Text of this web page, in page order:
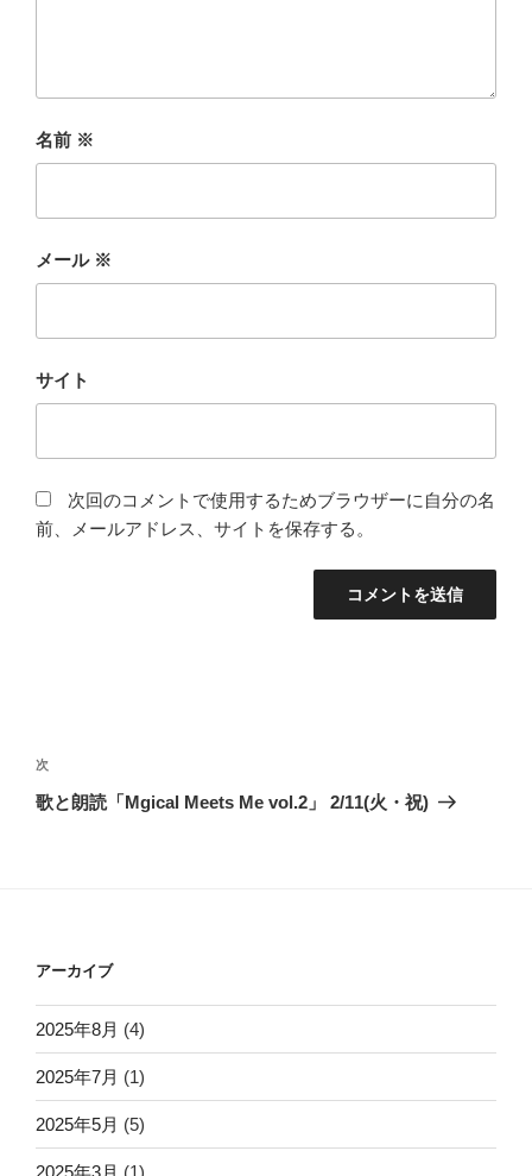
名前 ※
メール ※
サイト
次回のコメントで使用するためブラウザーに自分の名
前、メールアドレス、サイトを保存する。
稿
ナ
次
の
次
歌と朗読「Mgical Meets Me vol.2」 2/11(火・祝)
アーカイブ
2025年8月 (4)
2025年7月 (1)
2025年5月 (5)
2025年3月 (1)